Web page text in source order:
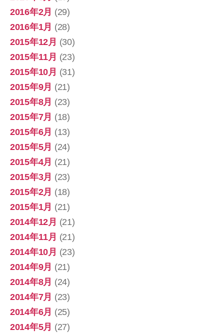
2016年2月 (29)
2016年1月 (28)
2015年12月 (30)
2015年11月 (23)
2015年10月 (31)
2015年9月 (21)
2015年8月 (23)
2015年7月 (18)
2015年6月 (13)
2015年5月 (24)
2015年4月 (21)
2015年3月 (23)
2015年2月 (18)
2015年1月 (21)
2014年12月 (21)
2014年11月 (21)
2014年10月 (23)
2014年9月 (21)
2014年8月 (24)
2014年7月 (23)
2014年6月 (25)
2014年5月 (27)